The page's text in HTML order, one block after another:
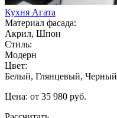
Кухня Агата
Материал фасада:
Акрил, Шпон
Стиль:
Модерн
Цвет:
Белый, Глянцевый, Черный
Цена: от 35 980 руб.